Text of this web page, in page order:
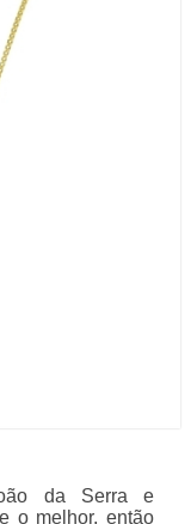
da Serra e
o melhor, então